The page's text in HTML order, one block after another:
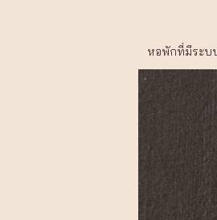
หอพักที่มีระบ